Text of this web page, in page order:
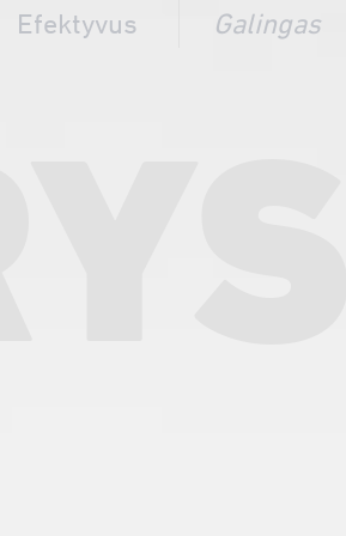
Efektyvus Galingas